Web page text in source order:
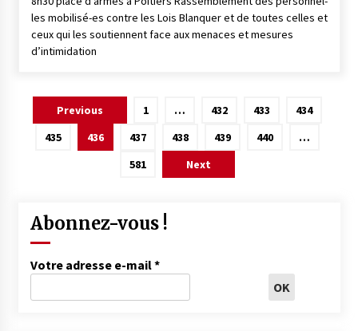
les mobilisé-es contre les Lois Blanquer et de toutes celles et
ceux qui les soutiennent face aux menaces et mesures
d’intimidation
Pagination
des
publications
Previous 1 … 432 433
434
435
436 437 438 439 440
…
581
Next
Abonnez-vous !
Votre adresse e-mail*